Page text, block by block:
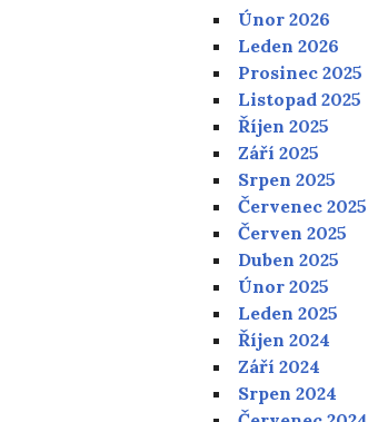
Únor 2026
Leden 2026
Prosinec 2025
Listopad 2025
Říjen 2025
Září 2025
Srpen 2025
Červenec 2025
Červen 2025
Duben 2025
Únor 2025
Leden 2025
Říjen 2024
Září 2024
Srpen 2024